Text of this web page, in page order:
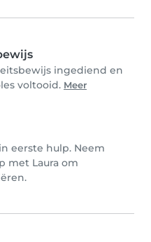
ingediend en
voltooid. Meer
eerste hulp. Neem
met Laura om